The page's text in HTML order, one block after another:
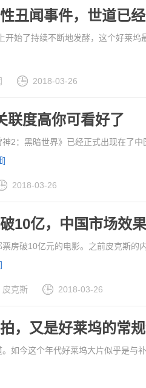
丑闻事件，世道已
开始了持续不断地发酵，这个好莱
2018-03-26
联度高你可看好了
2：黑暗世界》已经正式出现在了
]
2018-03-26
10亿，中国市场效
房破10亿元的电影。之前皮克斯
皮克斯 2018-03-26
，又是好莱坞的常
如今这个年代好莱坞大片似乎是与